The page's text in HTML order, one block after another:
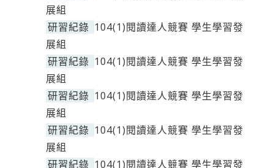
展組
研習紀錄 104(1)閱讀達人競賽 學生學習發
展組
研習紀錄 104(1)閱讀達人競賽 學生學習發
展組
研習紀錄 104(1)閱讀達人競賽 學生學習發
展組
研習紀錄 104(1)閱讀達人競賽 學生學習發
展組
研習紀錄 104(1)閱讀達人競賽 學生學習發